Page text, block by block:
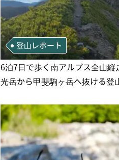
登山レポート
6泊7日で歩く南アルプス全山縦
光岳から甲斐駒ヶ岳へ抜ける登